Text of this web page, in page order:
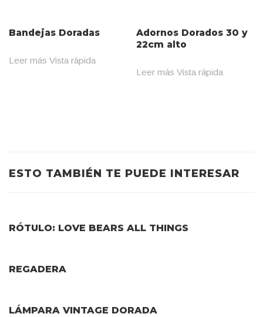
Bandejas Doradas
Leer más Vista rápida
Adornos Dorados 30 y
22cm alto
Leer más Vista rápida
ESTO TAMBIÉN TE PUEDE INTERESAR
RÓTULO: LOVE BEARS ALL THINGS
REGADERA
LÁMPARA VINTAGE DORADA